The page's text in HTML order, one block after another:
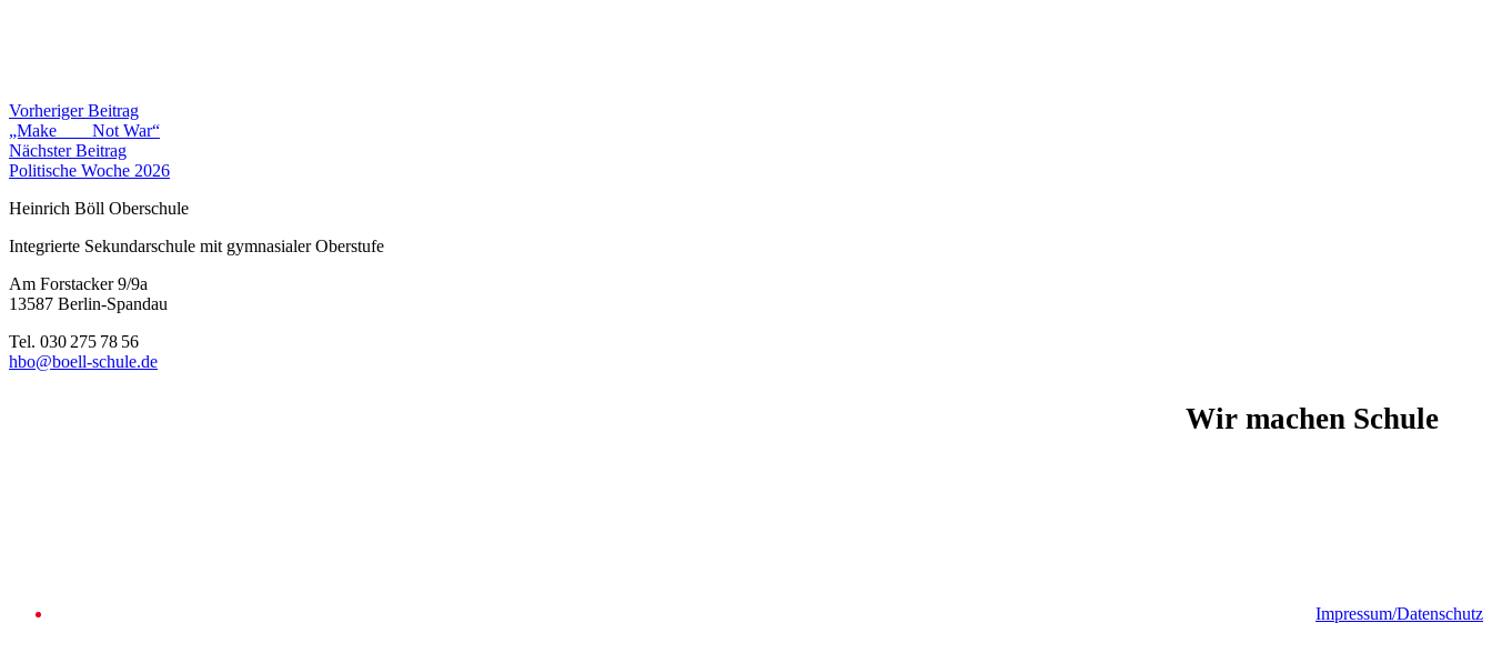
Vorheriger Beitrag
„Make ___ Not War“
Nächster Beitrag
Politische Woche 2026
Heinrich Böll Oberschule
Integrierte Sekundarschule mit gymnasialer Oberstufe
Am Forstacker 9/9a
13587 Berlin-Spandau
Tel. 030 275 78 56
hbo@boell-schule.de
Wir machen Schule
Impressum/Datenschutz